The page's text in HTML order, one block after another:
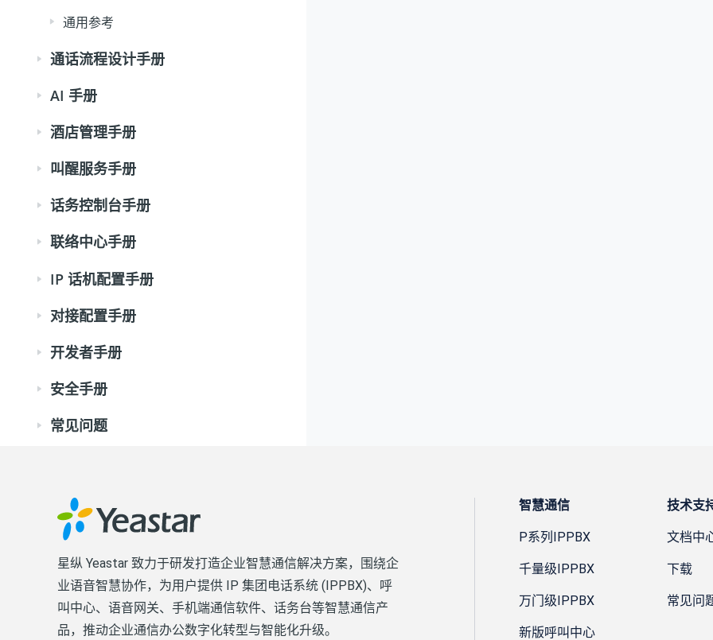
通用参考
通话流程设计手册
AI 手册
酒店管理手册
叫醒服务手册
话务控制台手册
联络中心手册
IP 话机配置手册
对接配置手册
开发者手册
安全手册
常见问题
星纵 Yeastar 致力于研发打造企业智慧通信解决方案，围绕企
业语音智慧协作，为用户提供 IP 集团电话系统 (IPPBX)、呼
叫中心、语音网关、手机端通信软件、话务台等智慧通信产
品，推动企业通信办公数字化转型与智能化升级。
智慧通信
P系列IPPBX
千量级IPPBX
万门级IPPBX
新版呼叫中心
技术支
文档中
下载
常见问